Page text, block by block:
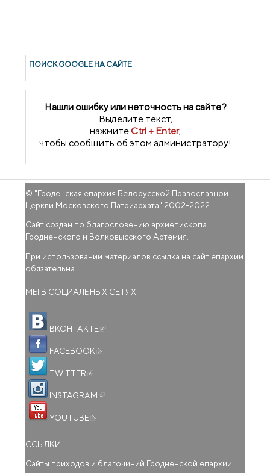
ПОИСК GOОGLE НА САЙТЕ
Нашли ошибку или неточность на сайте?
Выделите текст,
нажмитеCtrl + Enter,
чтобы сообщить об этом администратору!
© "Гроденская епархия Белорусской Православной
Церкви Московского Патриархата" 2002-2022
Сайт создан по благословению архиепископа
Гродненского и Волковысского Артемия.
При использовании материалов ссылка на сайт епархии
обязательна.
МЫ В СОЦИАЛЬНЫХ СЕТЯХ
ВКОНТАКТЕ
FACEBOOK
TWITTER
INSTAGRAM
YOUTUBE
ССЫЛКИ
Сайты приходов и благочиний Гродненской епархии